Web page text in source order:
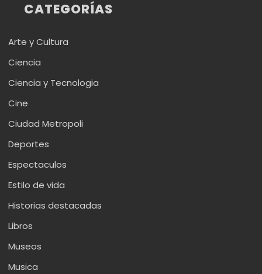
CATEGORÍAS
Arte y Cultura
Ciencia
Ciencia y Tecnologia
Cine
Ciudad Metropoli
Deportes
Espectaculos
Estilo de vida
Historias destacadas
Libros
Museos
Musica